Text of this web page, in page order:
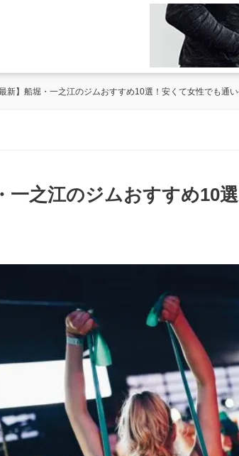
最新】船堀・一之江のジムおすすめ10選！安くて女性でも通い
一之江のジムおすすめ10